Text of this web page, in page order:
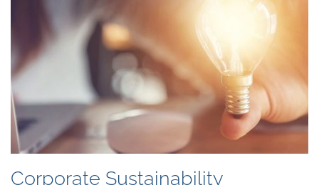
2022
Corporate Sustainability